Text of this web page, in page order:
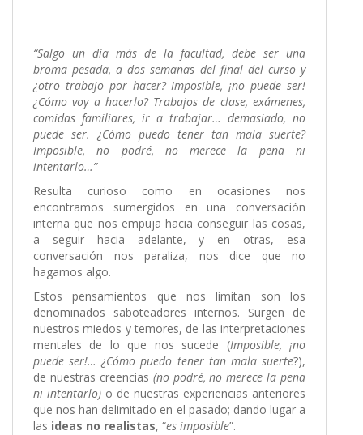
“Salgo un día más de la facultad, debe ser una
broma pesada, a dos semanas del final del curso y
¿otro trabajo por hacer? Imposible, ¡no puede ser!
¿Cómo voy a hacerlo? Trabajos de clase, exámenes,
comidas familiares, ir a trabajar… demasiado, no
puede ser. ¿Cómo puedo tener tan mala suerte?
Imposible, no podré, no merece la pena ni
intentarlo…”
Resulta curioso como en ocasiones nos
encontramos sumergidos en una conversación
interna que nos empuja hacia conseguir las cosas,
a seguir hacia adelante, y en otras, esa
conversación nos paraliza, nos dice que no
hagamos algo.
Estos pensamientos que nos limitan son los
denominados saboteadores internos. Surgen de
nuestros miedos y temores, de las interpretaciones
mentales de lo que nos sucede (Imposible, ¡no
puede ser!… ¿Cómo puedo tener tan mala suerte?),
de nuestras creencias (no podré, no merece la pena
ni intentarlo) o de nuestras experiencias anteriores
que nos han delimitado en el pasado; dando lugar a
las ideas no realistas, “es imposible”.